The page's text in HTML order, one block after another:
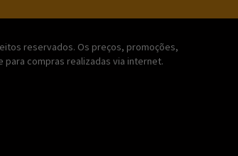
reservados. Os preços, promoções,
compras realizadas via internet.